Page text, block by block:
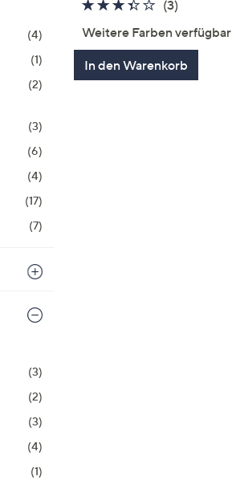
(4)
(1)
(2)
(3)
(6)
(4)
(17)
(7)
(3)
(2)
(3)
(4)
(1)
3.3
5
(3)3
Weitere Farben verfügbar
In den Warenkorb